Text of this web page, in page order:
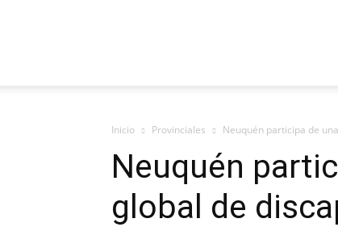
Inicio Provinciales Neuquén participa de
Neuquén
global de